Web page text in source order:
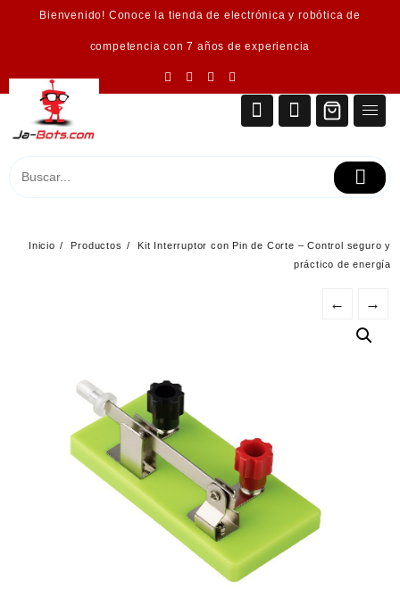
Bienvenido! Conoce la tienda de electrónica y robótica de
competencia con 7 años de experiencia
Inicio Productos
Kit Interruptor con Pin de Corte – Control seguro y
práctico de energía
← →